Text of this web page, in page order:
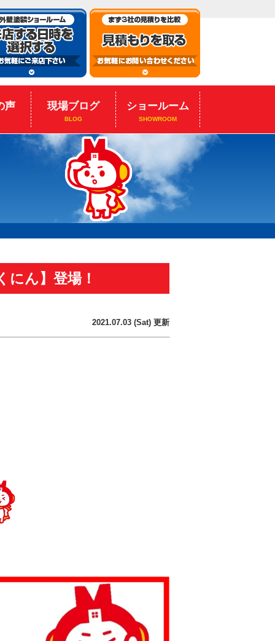
声 現場ブログ
BLOG
ショールーム
SHOWROOM
ん】登場！
2021.07.03 (Sat) 更新